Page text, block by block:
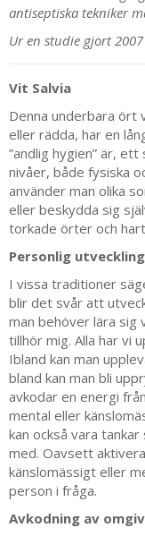
antiseptiska tekniker
Ur en studie gjort 2007
Vit Salvia
Denna underbara ört
eller rädda, har en
”andlig hygien” är,
nivåer, både fysiska
använder man olika
eller beskydda sig
torkade örter och
Personlig utveckling
I vissa traditioner
blir det svår att
man behöver lära sig
tillhör mig. Alla har vi
Ibland kan man
bland kan man bli
avkodar en energi
mental eller
kan också vara
med. Oavsett
känslomässigt eller
person i fråga.
Avkodning av